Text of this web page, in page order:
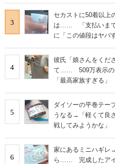
3
セカストに50着以上
は…… 「支払いまで
に「この値段はヤバ
4
彼氏「娘さんをくだ
て…… 509万表示の
「最高家族すぎる」
5
ダイソーの平巻テー
うなる→「軽くて良
戦してみようかな」
6
家にあるミニハギレ
ら…… 完成したアイ